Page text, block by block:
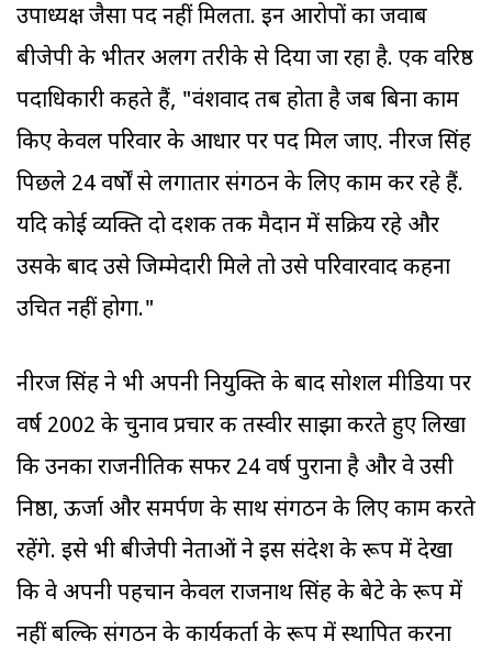
उपाध्यक्ष जैसा पद नहीं मिलता. इन आरोपों का जवाब
बीजेपी के भीतर अलग तरीके से दिया जा रहा है. एक वरिष्ठ
पदाधिकारी कहते हैं, "वंशवाद तब होता है जब बिना काम
किए केवल परिवार के आधार पर पद मिल जाए. नीरज सिंह
पिछले 24 वर्षों से लगातार संगठन के लिए काम कर रहे हैं.
यदि कोई व्यक्ति दो दशक तक मैदान में सक्रिय रहे और
उसके बाद उसे जिम्मेदारी मिले तो उसे परिवारवाद कहना
उचित नहीं होगा."
नीरज सिंह ने भी अपनी नियुक्ति के बाद सोशल मीडिया पर
वर्ष 2002 के चुनाव प्रचार की तस्वीर साझा करते हुए लिखा
कि उनका राजनीतिक सफर 24 वर्ष पुराना है और वे उसी
निष्ठा, ऊर्जा और समर्पण के साथ संगठन के लिए काम करते
रहेंगे. इसे भी बीजेपी नेताओं ने इस संदेश के रूप में देखा
कि वे अपनी पहचान केवल राजनाथ सिंह के बेटे के रूप में
नहीं बल्कि संगठन के कार्यकर्ता के रूप में स्थापित करना